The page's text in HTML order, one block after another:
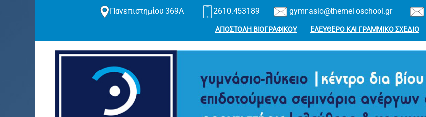
Πανεπιστημίου 369Α 2610.453189 gymnasio@themelioschool.gr
ΑΠΟΣΤΟΛΗ ΒΙΟΓΡΑΦΙΚΟΥ ΕΛΕΥΘΕΡΟ ΚΑΙ ΓΡΑΜΜΙΚΟ ΣΧΕΔΙΟ